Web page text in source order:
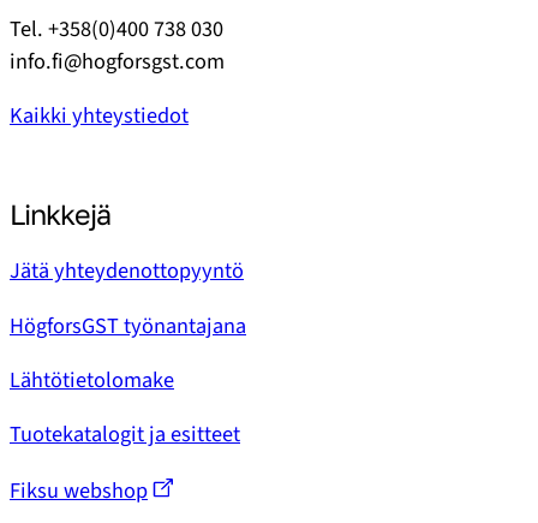
Tel. +358(0)400 738 030
info.fi@hogforsgst.com
Kaikki yhteystiedot
Linkkejä
Jätä yhteydenottopyyntö
HögforsGST työnantajana
Lähtötietolomake
Tuotekatalogit ja esitteet
Fiksu webshop